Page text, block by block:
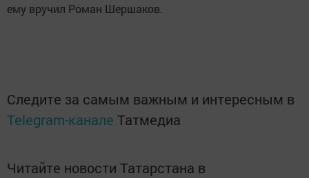
ему вручил Роман Шершаков.
Следите за самым важным и интересным в
Telegram-канале Татмедиа
Читайте новости Татарстана в